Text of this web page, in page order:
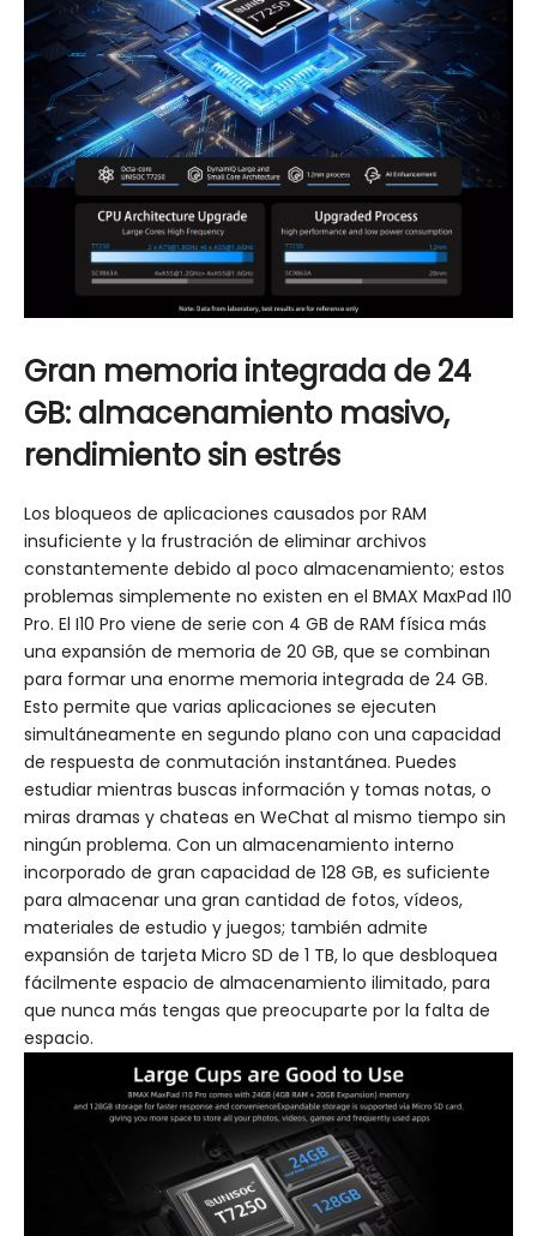
Gran memoria integrada de 24
GB: almacenamiento masivo,
rendimiento sin estrés
Los bloqueos de aplicaciones causados ​​por RAM
insuficiente y la frustración de eliminar archivos
constantemente debido al poco almacenamiento; estos
problemas simplemente no existen en el BMAX MaxPad I10
Pro. El I10 Pro viene de serie con 4 GB de RAM física más
una expansión de memoria de 20 GB, que se combinan
para formar una enorme memoria integrada de 24 GB.
Esto permite que varias aplicaciones se ejecuten
simultáneamente en segundo plano con una capacidad
de respuesta de conmutación instantánea. Puedes
estudiar mientras buscas información y tomas notas, o
miras dramas y chateas en WeChat al mismo tiempo sin
ningún problema. Con un almacenamiento interno
incorporado de gran capacidad de 128 GB, es suficiente
para almacenar una gran cantidad de fotos, vídeos,
materiales de estudio y juegos; también admite
expansión de tarjeta Micro SD de 1 TB, lo que desbloquea
fácilmente espacio de almacenamiento ilimitado, para
que nunca más tengas que preocuparte por la falta de
espacio.